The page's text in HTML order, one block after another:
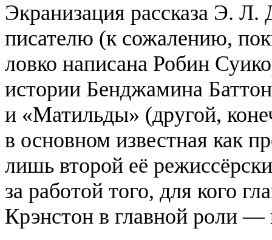
Экранизация рассказа Э. Л.
писателю (к сожалению,
ловко написана Робин
истории Бенджамина
и «Матильды» (другой,
в основном известная как
лишь второй её
за работой того, для кого
Крэнстон в главной роли —